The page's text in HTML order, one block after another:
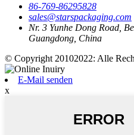
86-769-86295828
sales@starspackaging.com
Nr. 3 Yunhe Dong Road,
Guangdong, China
© Copyright 20102022: Alle
E-Mail senden
x